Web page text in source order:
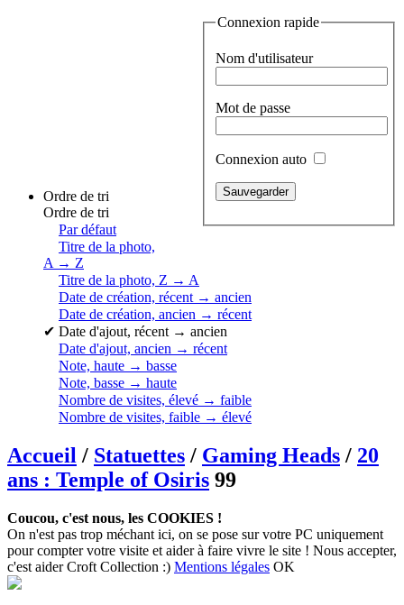
Connexion rapide
Nom d'utilisateur
Mot de passe
Connexion auto
Ordre de tri
Ordre de tri
Par défaut
Titre de la photo,
A → Z
Titre de la photo, Z → A
Date de création, récent → ancien
Date de création, ancien → récent
✔ Date d'ajout, récent → ancien
Date d'ajout, ancien → récent
Note, haute → basse
Note, basse → haute
Nombre de visites, élevé → faible
Nombre de visites, faible → élevé
Accueil / Statuettes / Gaming Heads / 20
ans : Temple of Osiris 99
Coucou, c'est nous, les COOKIES !
On n'est pas trop méchant ici, on se pose sur votre PC uniquement
pour compter votre visite et aider à faire vivre le site ! Nous accepter,
c'est aider Croft Collection :) Mentions légales OK